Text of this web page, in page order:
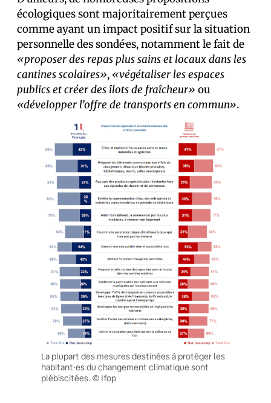
écologiques sont majoritairement perçues
comme ayant un impact positif sur la situation
personnelle des sondé·es, notamment le fait de
«proposer des repas plus sains et locaux dans les
cantines scolaires», «végétaliser les espaces
publics et créer des îlots de fraîcheur» ou
«développer l’offre de transports en commun».
La plupart des mesures destinées à protéger les
habitant·es du changement climatique sont
plébiscitées. © Ifop